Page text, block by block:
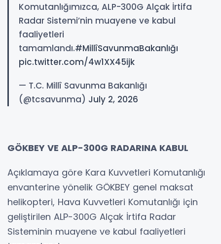
Komutanlığımızca, ALP-300G Alçak İrtifa
Radar Sistemi’nin muayene ve kabul
faaliyetleri
tamamlandı.#MillîSavunmaBakanlığı
pic.twitter.com/4w1XX45ijk
— T.C. Millî Savunma Bakanlığı
(@tcsavunma) July 2, 2026
GÖKBEY VE ALP-300G RADARINA KABUL
Açıklamaya göre Kara Kuvvetleri Komutanlığı
envanterine yönelik GÖKBEY genel maksat
helikopteri, Hava Kuvvetleri Komutanlığı için
geliştirilen ALP-300G Alçak İrtifa Radar
Sisteminin muayene ve kabul faaliyetleri